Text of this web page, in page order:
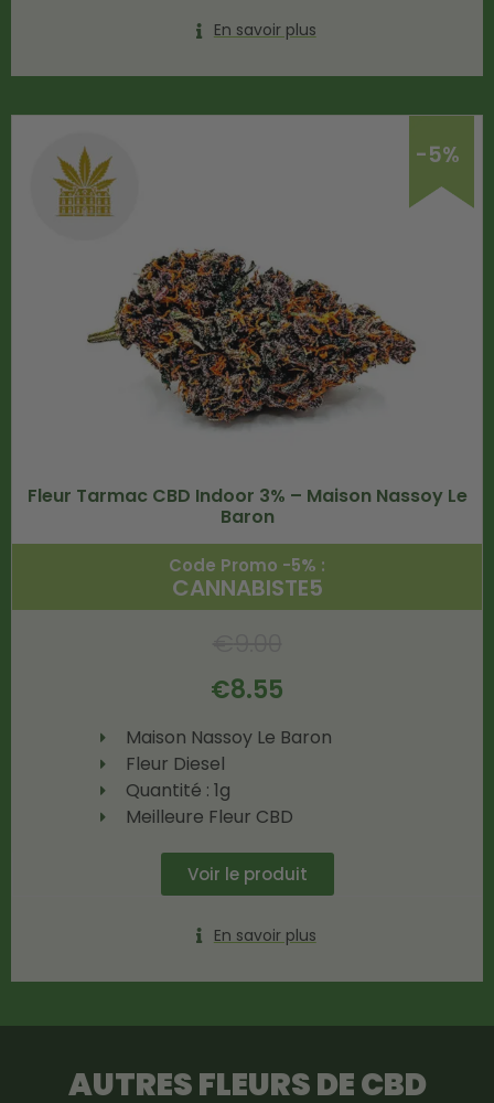
En savoir plus
-5%
Fleur Tarmac CBD Indoor 3% – Maison Nassoy Le
Baron
Code Promo -5% :
CANNABISTE5
€8.55
Maison Nassoy Le Baron
Fleur Diesel
Quantité : 1g
Meilleure Fleur CBD
Voir le produit
En savoir plus
AUTRES FLEURS DE CBD